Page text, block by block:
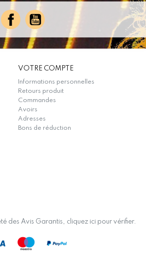
VOTRE COMPTE
Informations personnelles
Retours produit
Commandes
Avoirs
Adresses
Bons de réduction
des Avis Garantis, cliquez ici pour vérifier.